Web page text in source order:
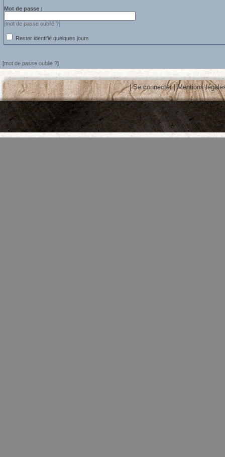
Mot de passe :
[mot de passe oublié ?]
Rester identifié quelques jours
[mot de passe oublié ?]
|Se connecter|Mentions